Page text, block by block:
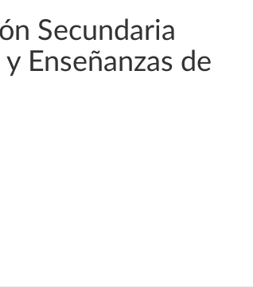
Secundaria
Enseñanzas de